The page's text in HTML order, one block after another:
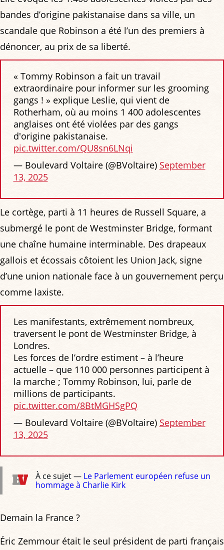
bandes d’origine pakistanaise dans sa ville, un
scandale que Robinson a été l’un des premiers à
dénoncer, au prix de sa liberté.
« Tommy Robinson a fait un travail
extraordinaire pour informer sur les grooming
gangs ! » explique Leslie, qui vient de
Rotherham, où au moins 1 400 adolescentes
anglaises ont été violées par des gangs
d'origine pakistanaise.
pic.twitter.com/QU8sn6LNqi
— Boulevard Voltaire (@BVoltaire) September
13, 2025
Le cortège, parti à 11 heures de Russell Square, a
submergé le pont de Westminster Bridge, formant
une chaîne humaine interminable. Des drapeaux
gallois et écossais côtoient les Union Jack, signe
d’une union nationale face à un gouvernement perçu
comme laxiste.
Les manifestants, extrêmement nombreux,
traversent le pont de Westminster Bridge, à
Londres.
Les forces de l’ordre estiment – à l’heure
actuelle – que 110 000 personnes participent à
la marche ; Tommy Robinson, lui, parle de
millions de participants.
pic.twitter.com/8BtMGHSgPQ
— Boulevard Voltaire (@BVoltaire) September
13, 2025
À ce sujet — Le Parlement européen refuse un
hommage à Charlie Kirk
Demain la France ?
Éric Zemmour était le seul président de parti français